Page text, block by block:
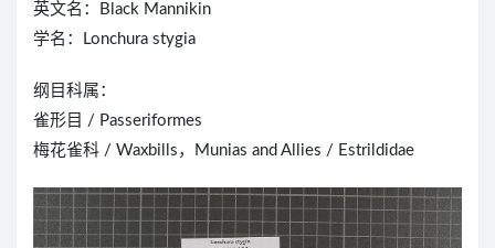
英文名：Black Mannikin
学名：Lonchura stygia
纲目科属：
雀形目 / Passeriformes
梅花雀科 / Waxbills，Munias and Allies / Estrildidae